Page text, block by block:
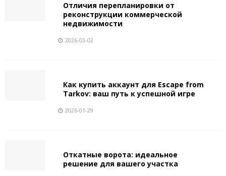
Отличия перепланировки от
реконструкции коммерческой
недвижимости
2026-03-02
Как купить аккаунт для Escape from
Tarkov: ваш путь к успешной игре
2026-01-29
Откатные ворота: идеальное
решение для вашего участка